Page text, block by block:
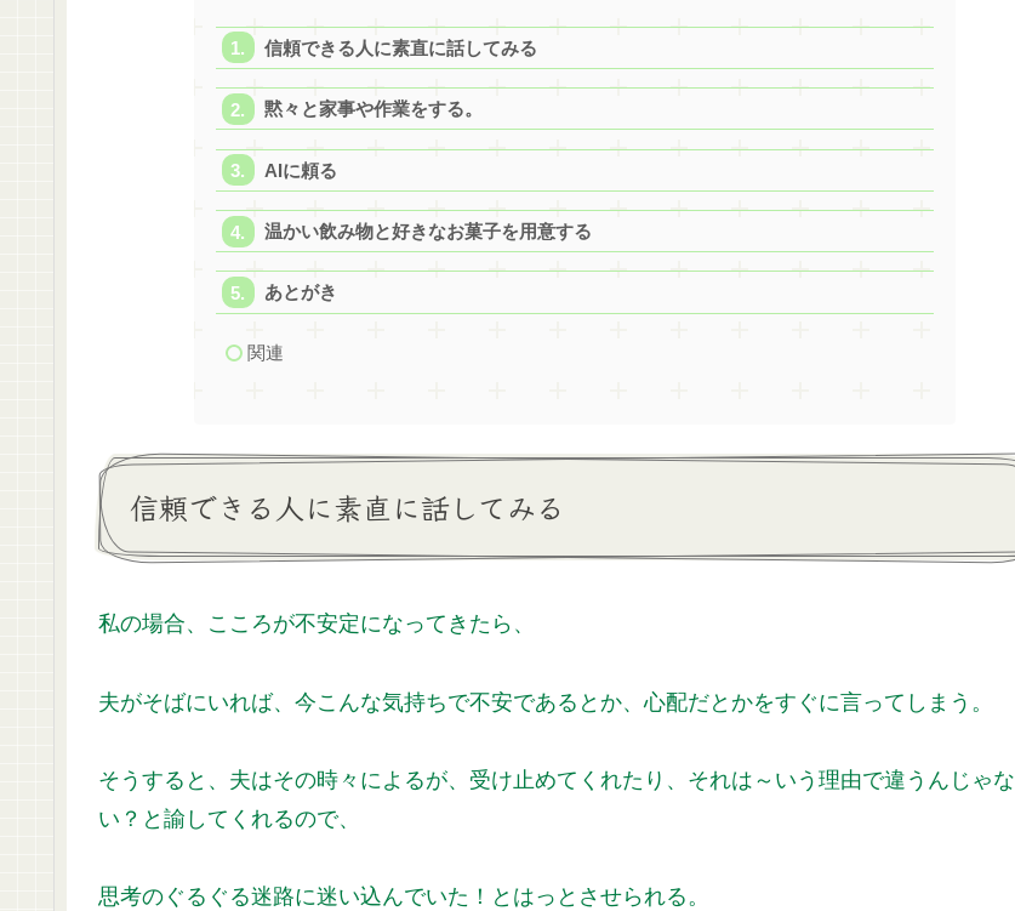
信頼できる人に素直に話してみる
黙々と家事や作業をする。
AIに頼る
温かい飲み物と好きなお菓子を用意する
あとがき
関連
信頼できる人に素直に話してみる
私の場合、こころが不安定になってきたら、
夫がそばにいれば、今こんな気持ちで不安であるとか、心配だとかをすぐに言ってしまう。
そうすると、夫はその時々によるが、受け止めてくれたり、それは～いう理由で違うんじゃな
い？と諭してくれるので、
思考のぐるぐる迷路に迷い込んでいた！とはっとさせられる。